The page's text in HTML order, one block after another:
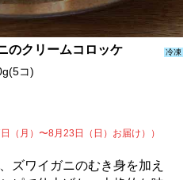
のクリームコロッケ 冷凍
コ)
（月）〜8月23日（日）お届け））
ズワイガニのむき身を加え